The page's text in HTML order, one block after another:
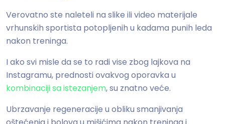
Verovatno ste naleteli na slike ili video materijale
vrhunskih sportista potopljenih u kadama punih leda
nakon treninga.
I ako svi misle da se to radi vise zbog lajkova na
Instagramu, prednosti ovakvog oporavka u
kombinaciji sa istezanjem, su znatno veće.
Ubrzavanje regeneracije u obliku smanjivanja